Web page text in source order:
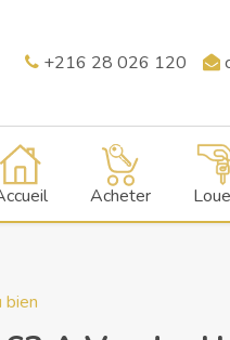
+216 28 026 120
Acheter
bien